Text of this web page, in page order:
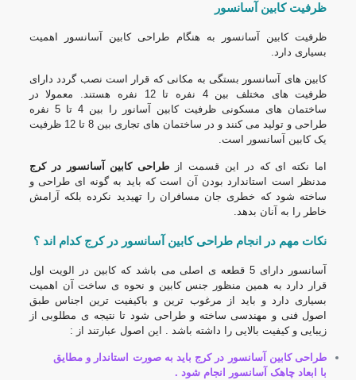
ظرفیت کابین آسانسور
ظرفیت کابین آسانسور به هنگام طراحی کابین آسانسور اهمیت
بسیاری دارد.
کابین های آسانسور بستگی به مکانی که قرار است نصب گردد دارای
ظرفیت های مختلف بین 4 نفره تا 12 نفره هستند. معمولا در
ساختمان های مسکونی ظرفیت کابین آسانور را بین 4 تا 5 نفره
طراحی و تولید می کنند و در ساختمان های تجاری بین 8 تا 12 ظرفیت
یک کابین آسانسور است.
اما نکته ای که در این قسمت از
طراحی کابین آسانسور در کرج
مدنظر است استاندارد بودن آن است که باید به گونه ای طراحی و
ساخته شود که خطری جان مسافران را تهیدید نکرده بلکه آرامش
خاطر را به آنان بدهد.
نکات مهم در انجام طراحی کابین آسانسور در کرج کدام اند ؟
آسانسور دارای 5 قطعه ی اصلی می باشد که کابین در الویت اول
قرار دارد به همین منظور جنس کابین و نحوه ی ساخت آن اهمیت
بسیاری دارد و باید از مرغوب ترین و باکیفیت ترین اجناس طبق
اصول فنی و مهندسی ساخته و طراحی شود تا نتیجه ی مطلوبی از
زیبایی و کیفیت بالایی را داشته باشد . این اصول عبارتند از :
طراحی کابین آسانسور در کرج باید به صورت استاندار و مطایق
با ابعاد چاهک آسانسور انجام شود .